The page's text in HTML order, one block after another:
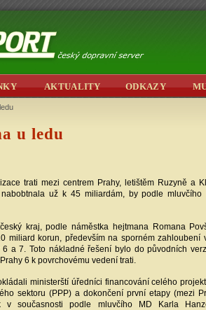
AKTUALITY ODKAZY
u ledu
trati mezi centrem Prahy, letištěm Ruzyně a
nabobtnala už k 45 miliardám, by podle
kraj, podle náměstka hejtmana Romana
miliard korun, především na sporném zahloubení
a 7. Toto nákladné řešení bylo do původních
6 k povrchovému vedení trati.
ministerští úředníci financování celého
sektoru (PPP) a dokončení první etapy (mezi
současnosti podle mluvčího MD Karla